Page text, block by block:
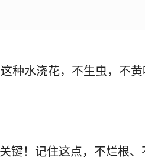
种水浇花，不生虫，不
键！记住这点，不烂根